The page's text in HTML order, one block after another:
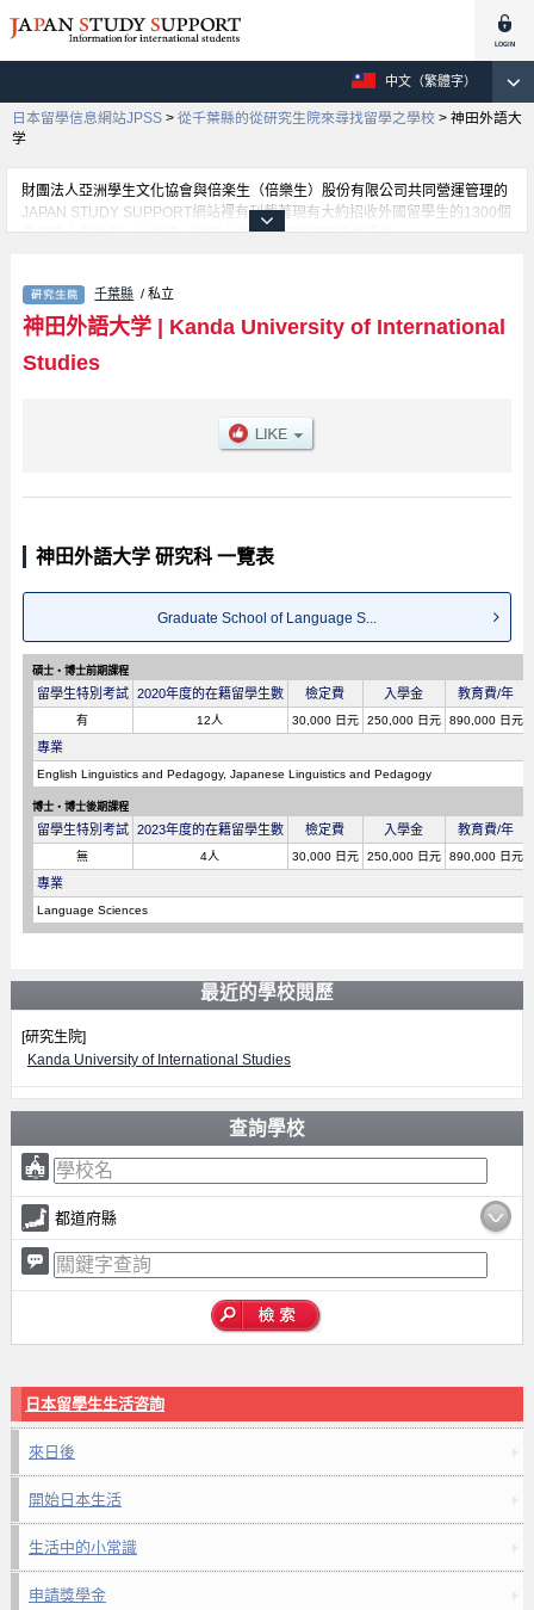
中文（繁體字）
日本留學信息網站JPSS > 從千葉縣的從研究生院來尋找留學之學校 > 神田外語大
学
財團法人亞洲學生文化協會與倍楽生（倍樂生）股份有限公司共同營運管理的
JAPAN STUDY SUPPORT網站裡有刊載著現有大約招收外國留學生的1300個
學校的大學學部、大學院、短期大學、專門學校的招生訊息。
試資訊、設施介紹、聯絡方式等對外國留學生是必要之訊息都刊載於此，請務
必查閱及利用此網站。
千葉縣 / 私立
神田外語大学| Kanda University of International
Studies
神田外語大学 研究科 一覽表
Graduate School of Language S...
碩士・博士前期課程
留學生特別考試 2020年度的在籍留學生數 檢定費 入學金 教育費/年
有 12人 30,000 日元 250,000 日元 890,000 日元
專業
English Linguistics and Pedagogy, Japanese Linguistics and Pedagogy
博士・博士後期課程
留學生特別考試 2023年度的在籍留學生數 檢定費 入學金 教育費/年
無 4人 30,000 日元 250,000 日元 890,000 日元
專業
Language Sciences
最近的學校閱歷
[研究生院]
Kanda University of International Studies
查詢學校
都道府縣
日本留學生生活咨詢
來日後
開始日本生活
生活中的小常識
申請獎學金